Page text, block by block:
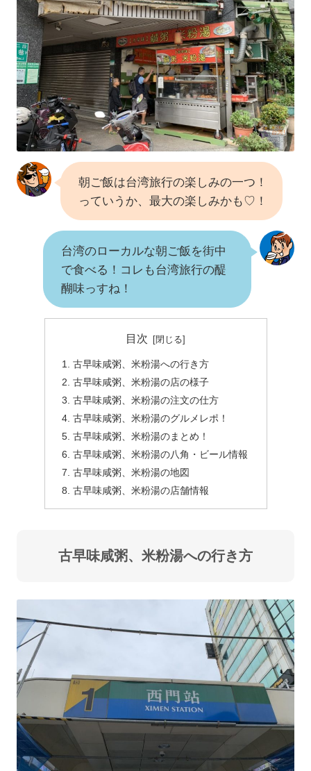
朝ご飯は台湾旅行の楽しみの一つ！
っていうか、最大の楽しみかも♡！
台湾のローカルな朝ご飯を街中
で食べる！コレも台湾旅行の醍
醐味っすね！
目次
古早味咸粥、米粉湯への行き方
古早味咸粥、米粉湯の店の様子
古早味咸粥、米粉湯の注文の仕方
古早味咸粥、米粉湯のグルメレポ！
古早味咸粥、米粉湯のまとめ！
古早味咸粥、米粉湯の八角・ビール情報
古早味咸粥、米粉湯の地図
古早味咸粥、米粉湯の店舗情報
古早味咸粥、米粉湯への行き方